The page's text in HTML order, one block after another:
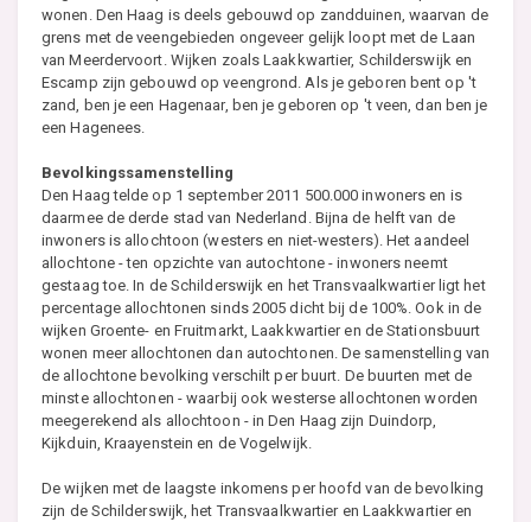
wonen. Den Haag is deels gebouwd op zandduinen, waarvan de
grens met de veengebieden ongeveer gelijk loopt met de Laan
van Meerdervoort. Wijken zoals Laakkwartier, Schilderswijk en
Escamp zijn gebouwd op veengrond. Als je geboren bent op 't
zand, ben je een Hagenaar, ben je geboren op 't veen, dan ben je
een Hagenees.
Bevolkingssamenstelling
Den Haag telde op 1 september 2011 500.000 inwoners en is
daarmee de derde stad van Nederland. Bijna de helft van de
inwoners is allochtoon (westers en niet-westers). Het aandeel
allochtone - ten opzichte van autochtone - inwoners neemt
gestaag toe. In de Schilderswijk en het Transvaalkwartier ligt het
percentage allochtonen sinds 2005 dicht bij de 100%. Ook in de
wijken Groente- en Fruitmarkt, Laakkwartier en de Stationsbuurt
wonen meer allochtonen dan autochtonen. De samenstelling van
de allochtone bevolking verschilt per buurt. De buurten met de
minste allochtonen - waarbij ook westerse allochtonen worden
meegerekend als allochtoon - in Den Haag zijn Duindorp,
Kijkduin, Kraayenstein en de Vogelwijk.
De wijken met de laagste inkomens per hoofd van de bevolking
zijn de Schilderswijk, het Transvaalkwartier en Laakkwartier en